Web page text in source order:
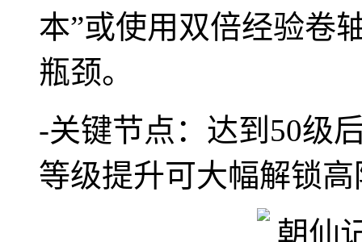
本”或使用双倍经验卷
瓶颈。
-关键节点：达到50级
等级提升可大幅解锁